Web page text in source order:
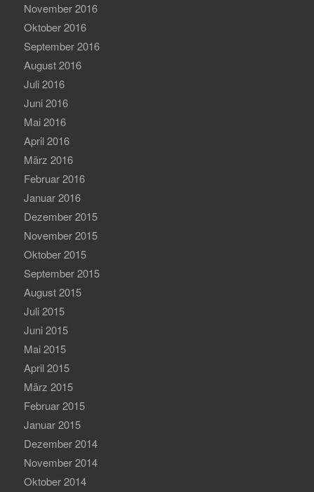
November 2016
Oktober 2016
September 2016
August 2016
Juli 2016
Juni 2016
Mai 2016
April 2016
März 2016
Februar 2016
Januar 2016
Dezember 2015
November 2015
Oktober 2015
September 2015
August 2015
Juli 2015
Juni 2015
Mai 2015
April 2015
März 2015
Februar 2015
Januar 2015
Dezember 2014
November 2014
Oktober 2014